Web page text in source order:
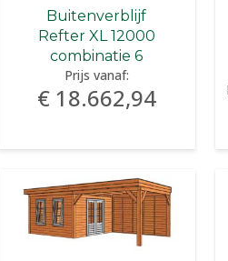
Buitenverblijf
Refter XL 12000
combinatie 6
Prijs vanaf:
€ 18.662,94